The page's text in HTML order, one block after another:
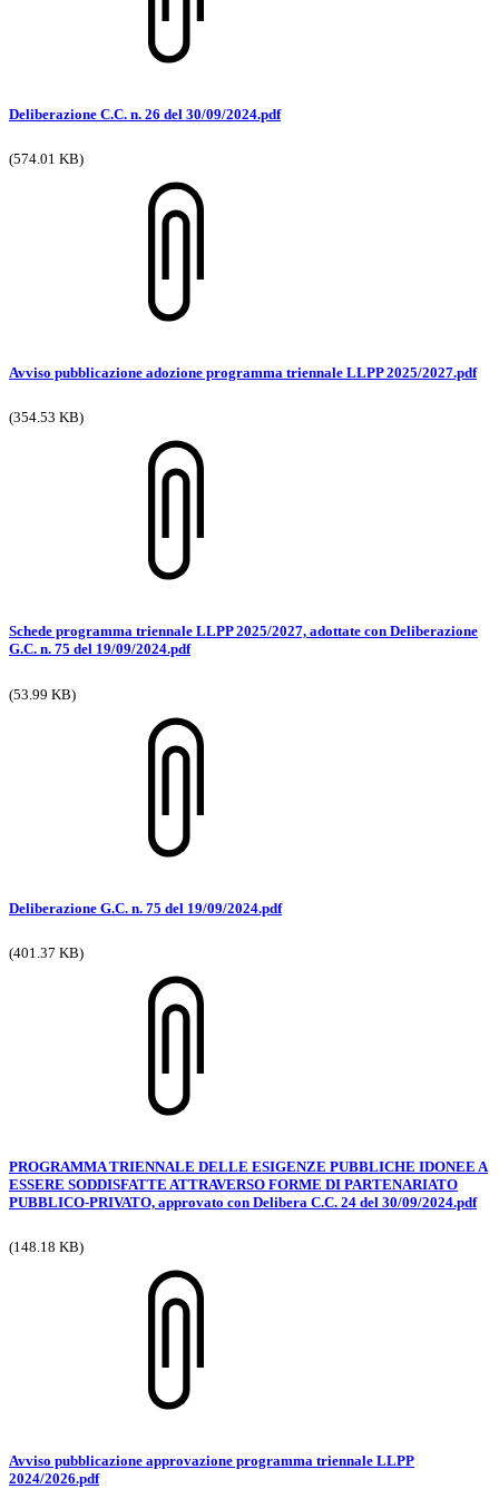
Deliberazione C.C. n. 26 del 30/09/2024.pdf
(574.01 KB)
Avviso pubblicazione adozione programma triennale LLPP 2025/2027.pdf
(354.53 KB)
Schede programma triennale LLPP 2025/2027, adottate con Deliberazione
G.C. n. 75 del 19/09/2024.pdf
(53.99 KB)
Deliberazione G.C. n. 75 del 19/09/2024.pdf
(401.37 KB)
PROGRAMMA TRIENNALE DELLE ESIGENZE PUBBLICHE IDONEE A
ESSERE SODDISFATTE ATTRAVERSO FORME DI PARTENARIATO
PUBBLICO-PRIVATO, approvato con Delibera C.C. 24 del 30/09/2024.pdf
(148.18 KB)
Avviso pubblicazione approvazione programma triennale LLPP
2024/2026.pdf